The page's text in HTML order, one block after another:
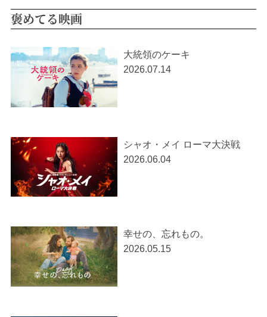
褒めてる映画
大統領のケーキ
2026.07.14
シャオ・メイ ローマ大決戦
2026.06.04
幸せの、忘れもの。
2026.05.15